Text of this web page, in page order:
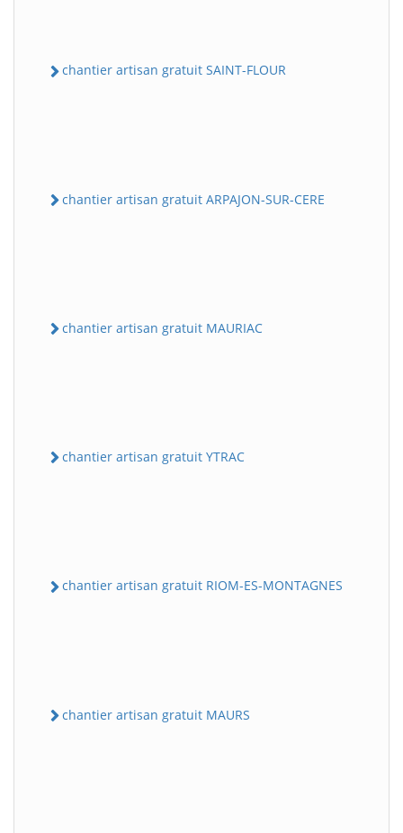
chantier artisan gratuit SAINT-FLOUR
chantier artisan gratuit ARPAJON-SUR-CERE
chantier artisan gratuit MAURIAC
chantier artisan gratuit YTRAC
chantier artisan gratuit RIOM-ES-MONTAGNES
chantier artisan gratuit MAURS